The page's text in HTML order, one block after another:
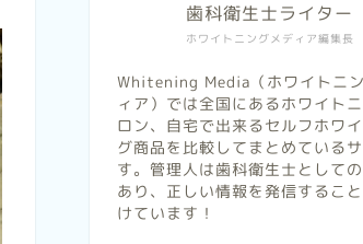
ホワイトニングメディア編集長
歯科衛生士ライター
Whitening Media（ホワイトニ
ィア）では全国にあるホワイト
ロン、自宅で出来るセルフホワ
グ商品を比較してまとめている
す。管理人は歯科衛生士として
あり、正しい情報を発信するこ
けています！